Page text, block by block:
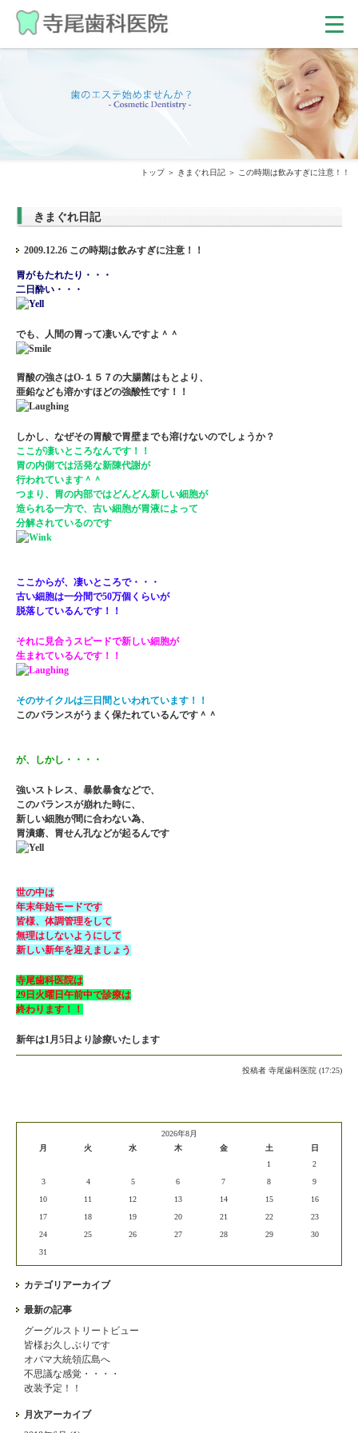
トップ きまぐれ日記 この時期は飲みすぎに注意！！
きまぐれ日記
2009.12.26 この時期は飲みすぎに注意！！
胃がもたれたり・・・
二日酔い・・・
でも、人間の胃って凄いんですよ＾＾
胃酸の強さはO-１５７の大腸菌はもとより、
亜鉛なども溶かすほどの強酸性です！！
しかし、なぜその胃酸で胃壁までも溶けないのでしょうか？
ここが凄いところなんです！！
胃の内側では活発な新陳代謝が
行われています＾＾
つまり、胃の内部ではどんどん新しい細胞が
造られる一方で、古い細胞が胃液によって
分解されているのです
ここからが、凄いところで・・・
古い細胞は一分間で50万個くらいが
脱落しているんです！！
それに見合うスピードで新しい細胞が
生まれているんです！！
そのサイクルは三日間といわれています！！
このバランスがうまく保たれているんです＾＾
が、しかし・・・・
強いストレス、暴飲暴食などで、
このバランスが崩れた時に、
新しい細胞が間に合わない為、
胃潰瘍、胃せん孔などが起るんです
世の中は
年末年始モードです
皆様、体調管理をして
無理はしないようにして
新しい新年を迎えましょう
寺尾歯科医院は
29日火曜日午前中で診療は
終わります！！
新年は1月5日より診療いたします
投稿者 寺尾歯科医院 (17:25)
2026年8月
月
火 水 木 金 土
日
1
2
3
4 5 6 7 8
9
10
11 12 13 14 15
16
17
18 19 20 21 22
23
24
25 26 27 28 29
30
31
カテゴリアーカイブ
最新の記事
グーグルストリートビュー
皆様お久しぶりです
オバマ大統領広島へ
不思議な感覚・・・・
改装予定！！
月次アーカイブ